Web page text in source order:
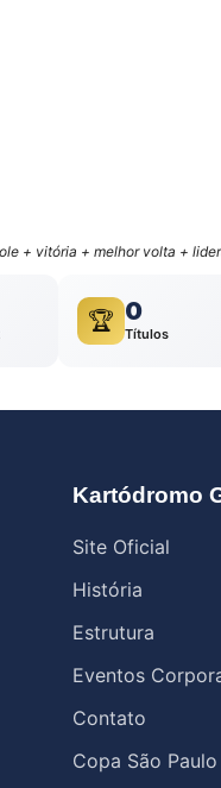
+ vitória + melhor volta +
🏆 0
Títulos
Kartódromo
Site Oficial
História
Estrutura
Eventos
Contato
Copa São Paulo